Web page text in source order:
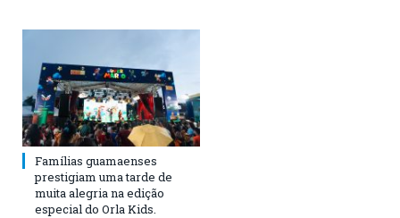
Famílias guamaenses
prestigiam uma tarde de
muita alegria na edição
especial do Orla Kids.